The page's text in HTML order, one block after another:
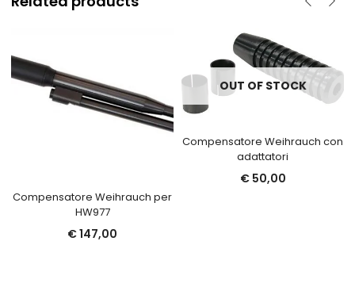
Compensatore Weihrauch per
HW977
€147,00
OUT OF STOCK
Compensatore Weihrauch con
adattatori
€50,00